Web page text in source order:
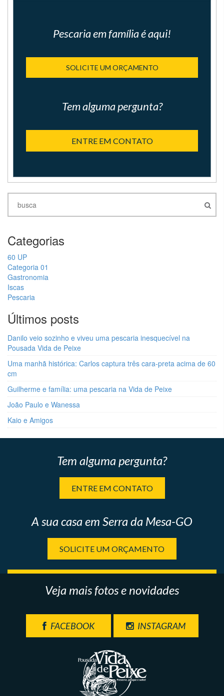
Pescaria em família é aqui!
SOLICITE UM ORÇAMENTO
Tem alguma pergunta?
ENTRE EM CONTATO
Categorias
60 UP
Categoria 01
Gastronomia
Iscas
Pescaria
Últimos posts
Danilo veio sozinho e viveu uma pescaria inesquecível na
Pousada Vida de Peixe
Uma manhã histórica: Carlos captura três cara-preta acima de 60
cm
Guilherme e família: uma pescaria na Vida de Peixe
João Paulo e Wanessa
Kaio e Amigos
Tem alguma pergunta?
ENTRE EM CONTATO
A sua casa em Serra da Mesa-GO
SOLICITE UM ORÇAMENTO
Veja mais fotos e novidades
FACEBOOK INSTAGRAM